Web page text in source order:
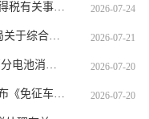
事项的公告 2026-07-24
法工作的指导意见 2026-07-21
政策的公告 2026-07-20
》（第二十二批）的公告 2026-07-20